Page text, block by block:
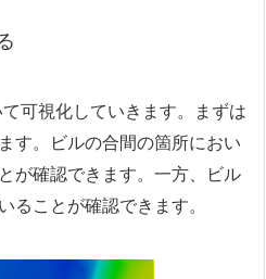
可視化していきます。まずは
す。ビルの合間の箇所におい
が確認できます。一方、ビル
ることが確認できます。